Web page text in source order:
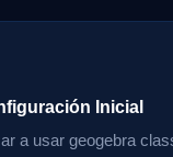
Inicial
a usar geogebra